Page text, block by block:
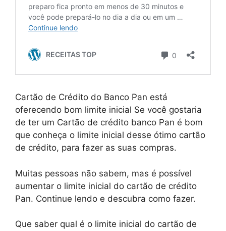
Cartão de Crédito do Banco Pan está
oferecendo bom limite inicial Se você gostaria
de ter um Cartão de crédito banco Pan é bom
que conheça o limite inicial desse ótimo cartão
de crédito, para fazer as suas compras.
Muitas pessoas não sabem, mas é possível
aumentar o limite inicial do cartão de crédito
Pan. Continue lendo e descubra como fazer.
Que saber qual é o limite inicial do cartão de